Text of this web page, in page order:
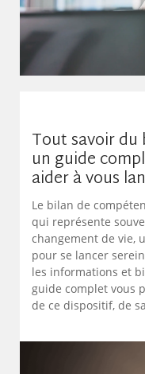
Tout savoir du
un guide
aider à vous
Le bilan de
qui représente
changement de vie,
pour se lancer
les informations et
guide complet vous
de ce dispositif, de